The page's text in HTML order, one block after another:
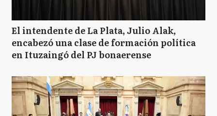
El intendente de La Plata, Julio Alak,
encabezó una clase de formación política
en Ituzaingó del PJ bonaerense